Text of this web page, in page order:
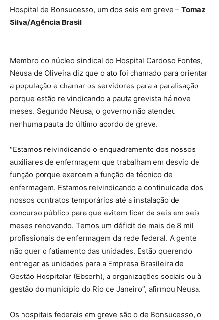
Hospital de Bonsucesso, um dos seis em greve – Tomaz
Silva/Agência Brasil
Membro do núcleo sindical do Hospital Cardoso Fontes,
Neusa de Oliveira diz que o ato foi chamado para orientar
a população e chamar os servidores para a paralisação
porque estão reivindicando a pauta grevista há nove
meses. Segundo Neusa, o governo não atendeu
nenhuma pauta do último acordo de greve.
“Estamos reivindicando o enquadramento dos nossos
auxiliares de enfermagem que trabalham em desvio de
função porque exercem a função de técnico de
enfermagem. Estamos reivindicando a continuidade dos
nossos contratos temporários até a instalação de
concurso público para que evitem ficar de seis em seis
meses renovando. Temos um déficit de mais de 8 mil
profissionais de enfermagem da rede federal. A gente
não quer o fatiamento das unidades. Estão querendo
entregar as unidades para a Empresa Brasileira de
Gestão Hospitalar (Ebserh), a organizações sociais ou à
gestão do município do Rio de Janeiro”, afirmou Neusa.
Os hospitais federais em greve são o de Bonsucesso, o